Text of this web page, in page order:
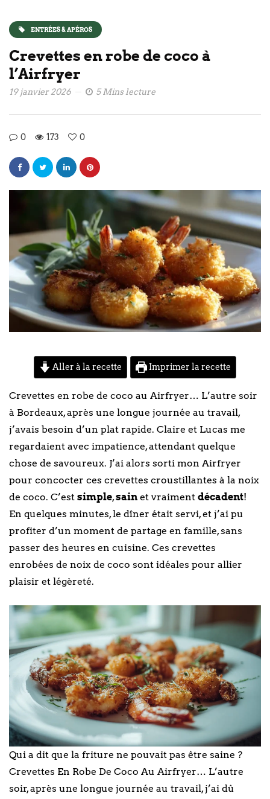
ENTRÉES & APÉROS
Crevettes en robe de coco à
l’Airfryer
19 janvier 2026 5 Mins lecture
0 173 0
Aller à la recette Imprimer la recette
Crevettes en robe de coco au Airfryer… L’autre soir
à Bordeaux, après une longue journée au travail,
j’avais besoin d’un plat rapide. Claire et Lucas me
regardaient avec impatience, attendant quelque
chose de savoureux. J’ai alors sorti mon Airfryer
pour concocter ces crevettes croustillantes à la noix
de coco. C’est simple,sain et vraiment décadent!
En quelques minutes, le dîner était servi, et j’ai pu
profiter d’un moment de partage en famille, sans
passer des heures en cuisine. Ces crevettes
enrobées de noix de coco sont idéales pour allier
plaisir et légèreté.
Qui a dit que la friture ne pouvait pas être saine ?
Crevettes En Robe De Coco Au Airfryer… L’autre
soir, après une longue journée au travail, j’ai dû